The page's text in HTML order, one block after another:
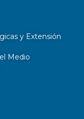
y Extensión
Medio